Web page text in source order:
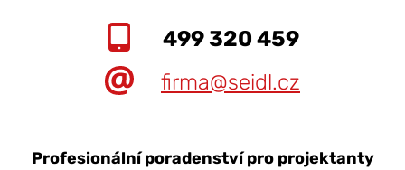
499 320 459
firma@seidl.cz
Profesionální poradenství pro projektanty